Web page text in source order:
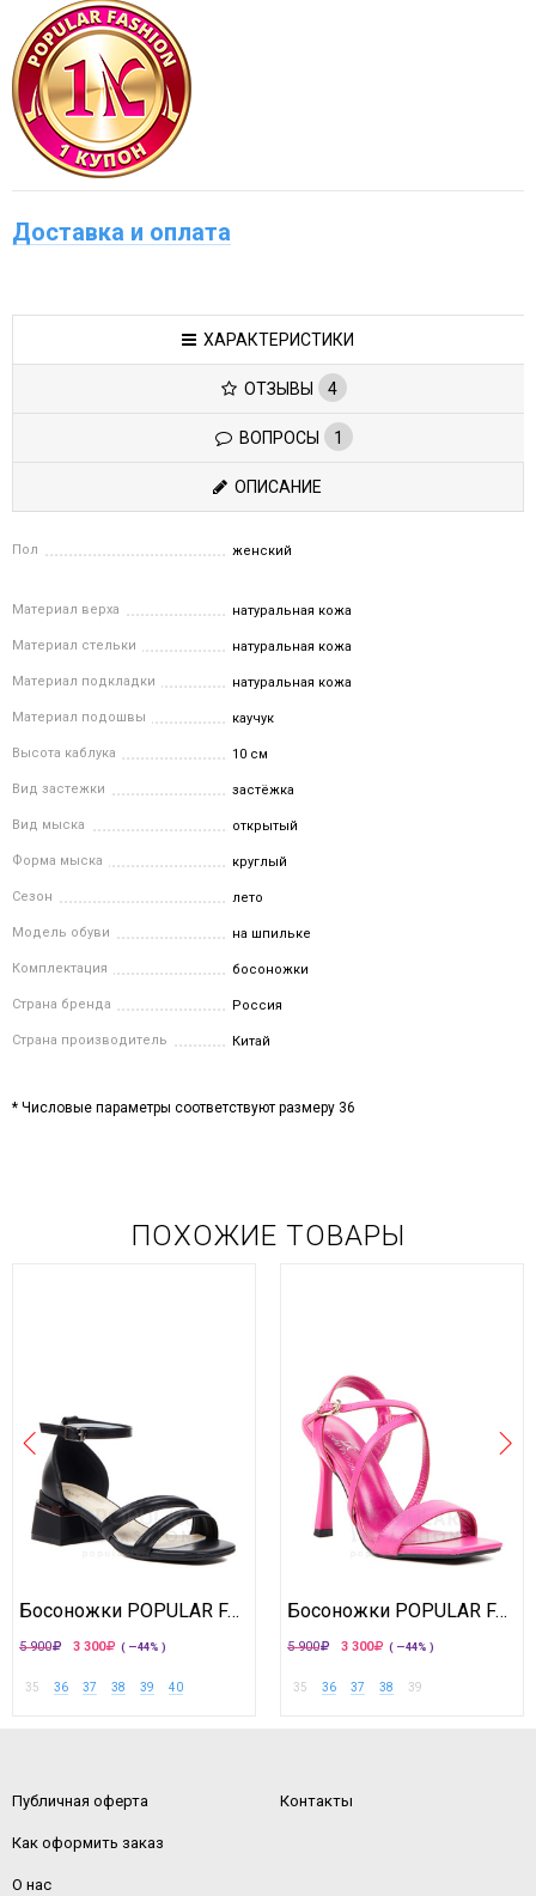
Доставка и оплата
ХАРАКТЕРИСТИКИ
ОТЗЫВЫ 4
ВОПРОСЫ 1
ОПИСАНИЕ
Пол женский
Материал верха натуральная кожа
Материал стельки натуральная кожа
Материал подкладки натуральная кожа
Материал подошвы каучук
Высота каблука 10 см
Вид застежки застёжка
Вид мыска открытый
Форма мыска круглый
Сезон лето
Модель обуви на шпильке
Комплектация босоножки
Страна бренда Россия
Страна производитель Китай
* Числовые параметры соответствуют размеру 36
ПОХОЖИЕ ТОВАРЫ
Босоножки POPULAR FASHION
5 900 3 300 ( —44% )
35 36 37 38 39 40
Босоножки POPULAR FASHION
5 900 3 300 ( —44% )
35 36 37 38 39
Публичная оферта
Как оформить заказ
О нас
Контакты